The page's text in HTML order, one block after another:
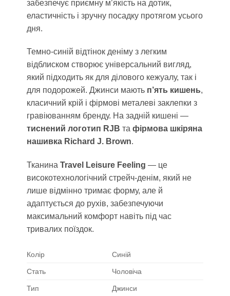
забезпечує приємну м’якість на дотик,
еластичність і зручну посадку протягом усього
дня.
Темно-синій відтінок деніму з легким
відблиском створює універсальний вигляд,
який підходить як для ділового кежуалу, так і
для подорожей. Джинси мають п’ять кишень,
класичний крій і фірмові металеві заклепки з
гравіюванням бренду. На задній кишені —
тиснений логотип RJB та фірмова шкіряна
нашивка Richard J. Brown.
Тканина Travel Leisure Feeling — це
високотехнологічний стрейч-денім, який не
лише відмінно тримає форму, але й
адаптується до рухів, забезпечуючи
максимальний комфорт навіть під час
тривалих поїздок.
Колір Синій
Стать Чоловіча
Тип Джинси